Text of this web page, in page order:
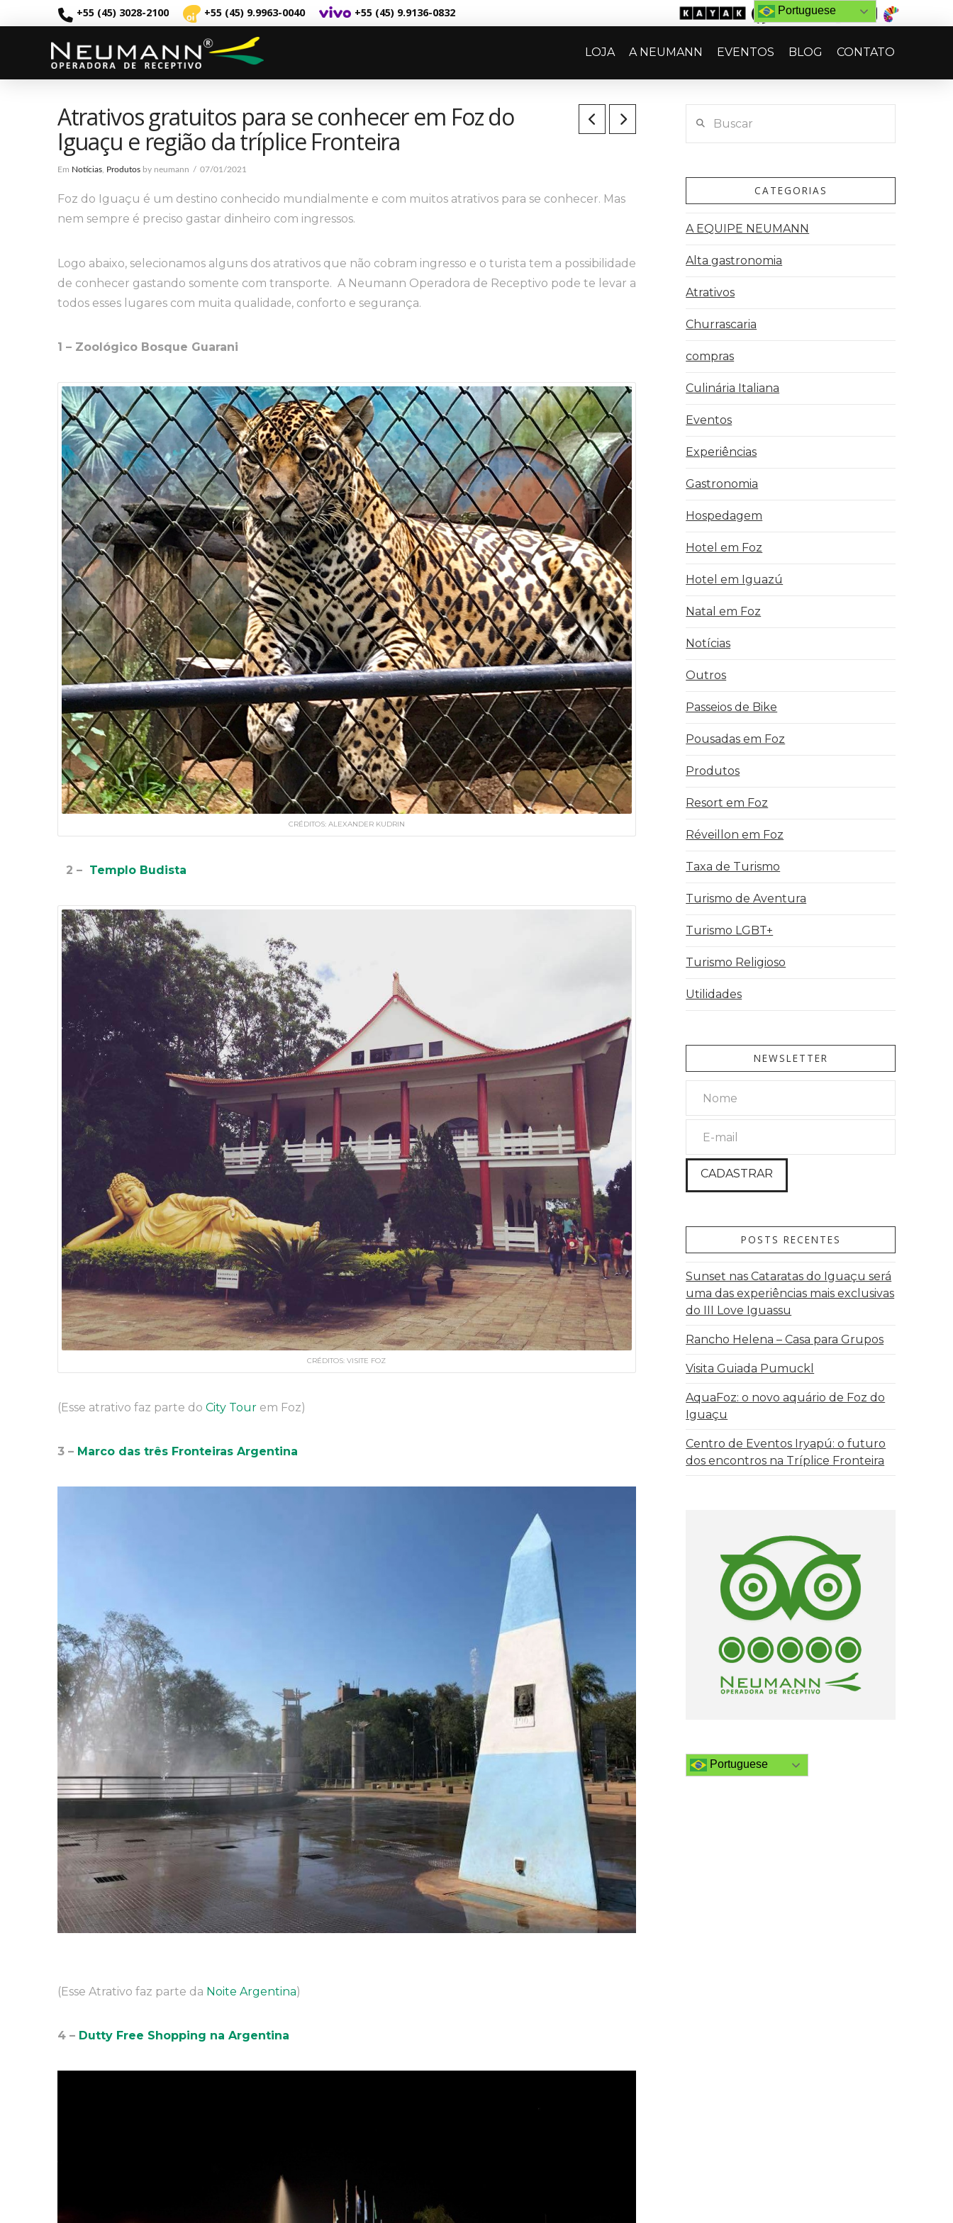
+55 (45) 3028-2100 +55 (45) 9.9963-0040 +55 (45) 9.9136-0832
LOJA A NEUMANN EVENTOS BLOG CONTATO
Atrativos gratuitos para se conhecer em Foz do
Iguaçu e região da tríplice Fronteira
Em Notícias, Produtosby neumann 07/01/2021
Foz do Iguaçu é um destino conhecido mundialmente e com muitos atrativos para se conhecer. Mas
nem sempre é preciso gastar dinheiro com ingressos.
Logo abaixo, selecionamos alguns dos atrativos que não cobram ingresso e o turista tem a possibilidade
de conhecer gastando somente com transporte. A Neumann Operadora de Receptivo pode te levar a
todos esses lugares com muita qualidade, conforto e segurança.
1 – Zoológico Bosque Guarani
CRÉDITOS: ALEXANDER KUDRIN
2 – Templo Budista
CRÉDITOS: VISITE FOZ
(Esse atrativo faz parte do City Tourem Foz)
3 – Marco das três Fronteiras Argentina
(Esse Atrativo faz parte da Noite Argentina)
4 – Dutty Free Shopping na Argentina
CATEGORIAS
A EQUIPE NEUMANN
Alta gastronomia
Atrativos
Churrascaria
compras
Culinária Italiana
Eventos
Experiências
Gastronomia
Hospedagem
Hotel em Foz
Hotel em Iguazú
Natal em Foz
Notícias
Outros
Passeios de Bike
Pousadas em Foz
Produtos
Resort em Foz
Réveillon em Foz
Taxa de Turismo
Turismo de Aventura
Turismo LGBT+
Turismo Religioso
Utilidades
NEWSLETTER
POSTS RECENTES
Sunset nas Cataratas do Iguaçu será
uma das experiências mais exclusivas
do III Love Iguassu
Rancho Helena – Casa para Grupos
Visita Guiada Pumuckl
AquaFoz: o novo aquário de Foz do
Iguaçu
Centro de Eventos Iryapú: o futuro
dos encontros na Tríplice Fronteira
Portuguese
Portuguese